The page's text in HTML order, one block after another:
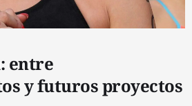
entre
y futuros proyectos